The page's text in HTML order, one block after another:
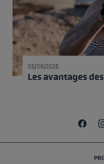
06/08/2026
Les avantages